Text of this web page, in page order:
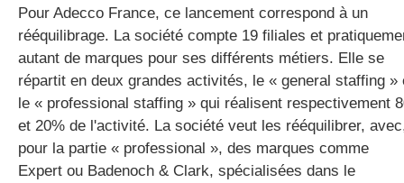
Pour Adecco France, ce lancement correspond à un
rééquilibrage. La société compte 19 filiales et
autant de marques pour ses différents métiers. Elle se
répartit en deux grandes activités, le « general staffing »
le « professional staffing » qui réalisent respectivement
et 20% de l'activité. La société veut les rééquilibrer,
pour la partie « professional », des marques comme
Expert ou Badenoch & Clark, spécialisées dans le